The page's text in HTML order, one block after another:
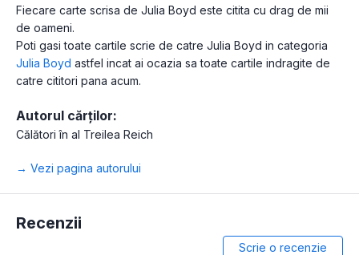
Fiecare carte scrisa de Julia Boyd este citita cu drag de mii
de oameni.
Poti gasi toate cartile scrie de catre Julia Boyd in categoria
Julia Boyd astfel incat ai ocazia sa toate cartile indragite de
catre cititori pana acum.
Autorul cărților:
Călători în al Treilea Reich
→ Vezi pagina autorului
Recenzii
Scrie o recenzie